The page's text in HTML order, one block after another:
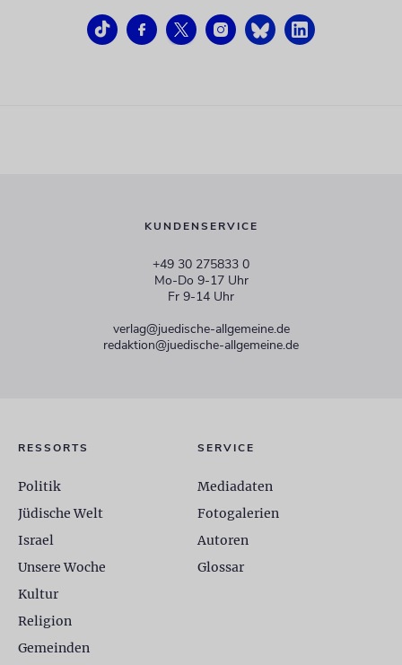
KUNDENSERVICE
+49 30 275833 0
Mo-Do 9-17 Uhr
Fr 9-14 Uhr
verlag@juedische-allgemeine.de
redaktion@juedische-allgemeine.de
RESSORTS
Politik
Jüdische Welt
Israel
Unsere Woche
Kultur
Religion
Gemeinden
SERVICE
Mediadaten
Fotogalerien
Autoren
Glossar